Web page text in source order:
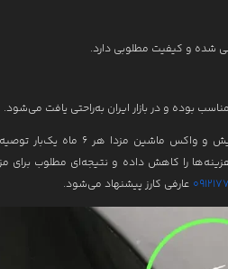
شده و کیفیت مطلوبی دارد.
بوده و در بازار ایران به‌راحتی یافت می‌شود.
مزدا، پولیش و واکس ماشین مزدا هر 6
هزینه‌ها را کاهش داده و نتیجه‌ای مطلوب برای
عارفی کارز پیشنهاد می‌شود.